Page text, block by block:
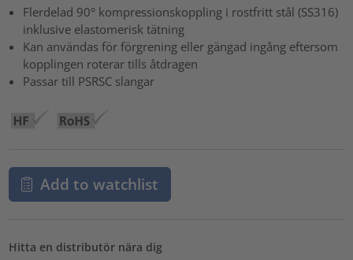
Flerdelad 90° kompressionskoppling i rostfritt stål (SS316)
inklusive elastomerisk tätning
Kan användas för förgrening eller gängad ingång eftersom
kopplingen roterar tills åtdragen
Passar till PSRSC slangar
Add to watchlist
Hitta en distributör nära dig